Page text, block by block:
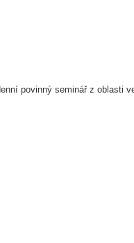
povinný seminář z oblasti